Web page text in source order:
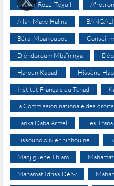
Abakar Rozzi Teguil
Allah-Maye Halina
Béral Mbaïkoubou Conseil
Djéndoroum Mbaïninga
Haroun Kabadi Hissène
Institut Français du Tchad
la Commission nationale des droits
Lanka Daba Armel Les
Lissoubo olivier hinhoulné.
Madjiguene Thiam
Mahamat Idriss Déby